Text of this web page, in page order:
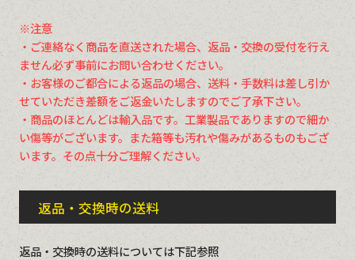
※注意
・ご連絡なく商品を直送された場合、返品・交換の受付を行え
ません必ず事前にお問い合わせください。
・お客様のご都合による返品の場合、送料・手数料は差し引か
せていただき差額をご返金いたしますのでご了承下さい。
・商品のほとんどは輸入品です。工業製品でありますので細か
い傷等がございます。また箱等も汚れや傷みがあるものもござ
います。その点十分ご理解ください。
返品・交換時の送料
返品・交換時の送料については下記参照